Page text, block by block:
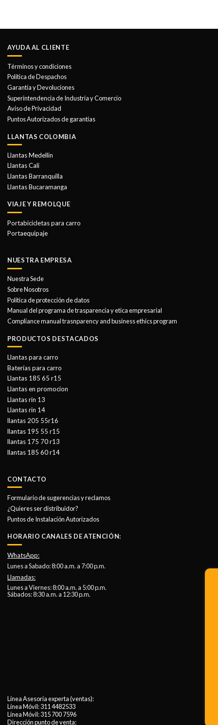
múltiples
Las
elegir
en
la
página
de
AYUDA AL CLIENTE
Términos y condiciones
Política de Despachos
Garantía y Devoluciones
Superintendencia de Industria y Comercio
Aviso de Privacidad
Puntos Autorizados de garantias
LLANTAS COLOMBIA
Llantas Medellin
Llantas Cali
Llantas Barranquilla
Llantas Bucaramanga
VIAJE Y REMOLQUE
Portabicicletas para carro
Portaequipaje
NUESTRA EMPRESA
Nuestra Sede
Sobre Nosotros
Politica de protección de datos
Manual del programa de trasparencia y etica empresarial
Compliance manual trasnparency and business ethics program
PRODUCTOS DESTACADOS
Llantas para carro
Baterías para carro
Llantas 185 65 r15
Llantas en promocion
Llantas rin 13
Llantas rin 14
llantas 205 55r16
llantas 195 55 r15
llantas 175 70 r13
llantas 185 60 r14
CONTACTO
Formulario de sugerencias y reclamos
¿Quieres ser distribuidor?
Puntos de Instalación Autorizados
HORARIO CANALES DE ATENCIÓN:
WhatsApp:
Lunes a Sabado: 8:00 a.m. a 7:00 p.m.
Llamadas:
Lunes a Viernes: 8:00 a.m. a 5:00 p.m.
Sábados: 8:30 a.m. a 12:30 p.m.
Línea Asesoría experta (ventas):
Línea Móvil:311 4482533
Línea Móvil:315 700 7596
Dirección punto de venta: